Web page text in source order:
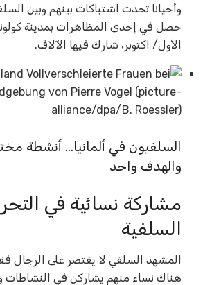
وأحيانا تحدث اشتباكات بينهم وبين
حصل في إحدى المظاهرات بمدينة
الأول/ اكتوبر، شارك فيها الآلاف.
السلفيون في ألمانيا… أنشطة
والهدف واحد
مشاركة نسائية في
السلفية
المشهد السلفي لا يقتصر على الرجال
هناك نساء منهم يشاركن في النشاطات